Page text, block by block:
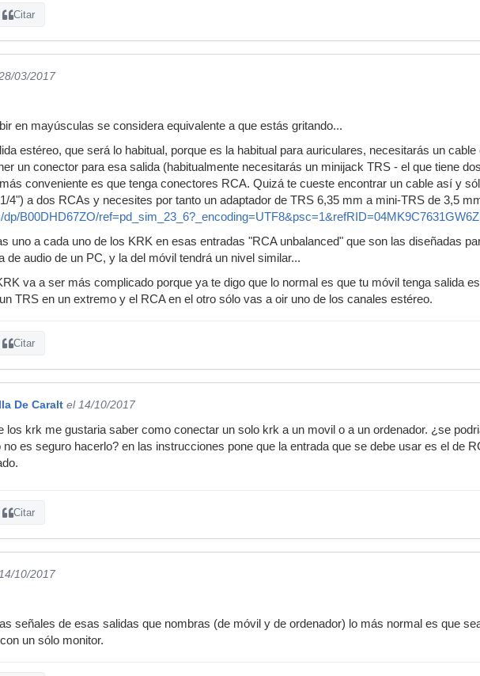
Citar
03/2017
en mayúsculas se considera equivalente a que estás gritando...
estéreo, que será lo habitual, porque es la habitual para auriculares, necesitarás un cable
un conector para esa salida (habitualmente necesitarás un minijack TRS - el que tiene
conveniente es que tenga conectores RCA. Quizá te cueste encontrar un cable así y
4") a dos RCAs y necesites por tanto un adaptador de TRS 6,35 mm a mini-TRS de 3,5
dp/B00DHD67ZO/
uno a cada uno de los KRK en esas entradas "RCA unbalanced" que son las diseñadas
de audio de un PC, y la del móvil tendrá un nivel similar...
va a ser más complicado porque ya te digo que lo normal es que tu móvil tenga salida
TRS en un extremo y el RCA en el otro sólo vas a oir uno de los canales estéreo.
Citar
De Caralt el 14/10/2017
los krk me gustaria saber como conectar un solo krk a un movil o a un ordenador. ¿se
es seguro hacerlo? en las instrucciones pone que la entrada que se debe usar es el de
Citar
10/2017
señales de esas salidas que nombras (de móvil y de ordenador) lo más normal es que
un sólo monitor.